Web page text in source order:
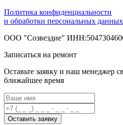
Политика конфиденциальности
и обработки персональных данных
ООО "Созвездие"
Записаться на ремонт
Оставьте заявку и наш менеджер
ближайшее время
Оставить заявку